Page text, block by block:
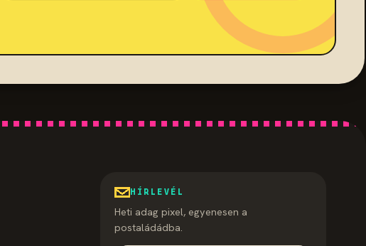
HÍRLEVÉL
Heti adag pixel, egyenesen a
postaládádba.